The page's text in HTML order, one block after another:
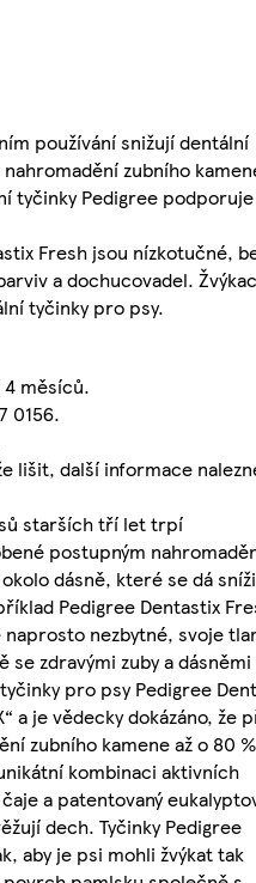
používání snižují dentální
zubního
tyčinky Pedigree
Fresh jsou nízkotučné,
a dochucovadel.
tyčinky pro psy.
měsíců.
0156.
lišit, další informace
starších tří let trpí
postupným
dásně, které se dá
Pedigree Dentastix
naprosto nezbytné, svoje
zdravými zuby a dásněmi
pro psy Pedigree
a je vědecky dokázáno, že
zubního kamene až o 80
kombinaci aktivních
a patentovaný
dech. Tyčinky Pedigree
aby je psi mohli žvýkat tak